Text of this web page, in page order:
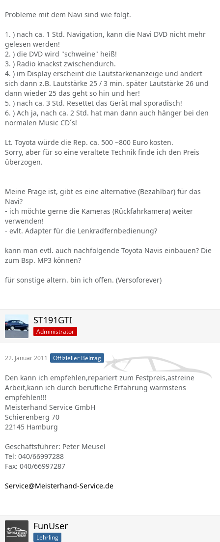
Probleme mit dem Navi sind wie folgt.
1. ) nach ca. 1 Std. Navigation, kann die Navi DVD nicht mehr
gelesen werden!
2. ) die DVD wird "schweine" heiß!
3. ) Radio knackst zwischendurch.
4. ) im Display erscheint die Lautstärkenanzeige und ändert
sich dann z.B. Lautstärke 25 / 3 min. später Lautstärke 26 und
dann wieder 25 das geht so hin und her!
5. ) nach ca. 3 Std. Resettet das Gerät mal sporadisch!
6. ) Ach ja, nach ca. 2 Std. hat man dann auch hänger bei den
normalen Music CD´s!
Lt. Toyota würde die Rep. ca. 500 ~800 Euro kosten.
Sorry, aber für so eine veraltete Technik finde ich den Preis
überzogen.
Meine Frage ist, gibt es eine alternative (Bezahlbar) für das
Navi?
- ich möchte gerne die Kameras (Rückfahrkamera) weiter
verwenden!
- evlt. Adapter für die Lenkradfernbedienung?
kann man evtl. auch nachfolgende Toyota Navis einbauen? Die
zum Bsp. MP3 können?
für sonstige altern. bin ich offen. (Versoforever)
ST191GTI
Administrator
22. Januar 2011 Offizieller Beitrag
Den kann ich empfehlen,repariert zum Festpreis,astreine
Arbeit,kann ich durch berufliche Erfahrung wärmstens
empfehlen!!!
Meisterhand Service GmbH
Schierenberg 70
22145 Hamburg
Geschäftsführer: Peter Meusel
Tel: 040/66997288
Fax: 040/66997287
Service@Meisterhand-Service.de
FunUser
Lehrling